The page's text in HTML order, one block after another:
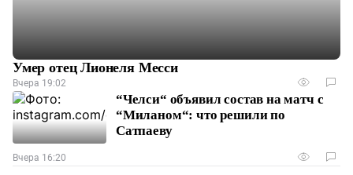
Умер отец Лионеля Месси
Вчера 19:02
“Челси“ объявил состав на матч с
“Миланом“: что решили по
Сатпаеву
Вчера 16:20